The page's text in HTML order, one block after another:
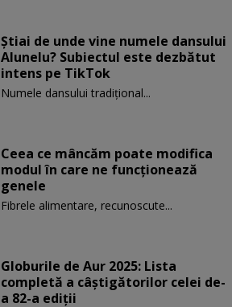
Știai de unde vine numele dansului
Alunelu? Subiectul este dezbătut
intens pe TikTok
Numele dansului tradițional...
Ceea ce mâncăm poate modifica
modul în care ne funcţionează
genele
Fibrele alimentare, recunoscute...
Globurile de Aur 2025: Lista
completă a câștigătorilor celei de-
a 82-a ediții